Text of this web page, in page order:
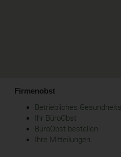
Firmenobst
Betriebliches
Ihr BüroObst
BüroObst bestellen
Ihre Mitteilungen